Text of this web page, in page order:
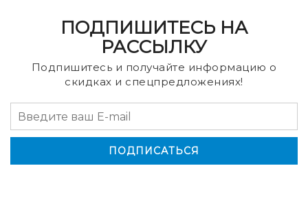
ПОДПИШИТЕСЬ НА
РАССЫЛКУ
Подпишитесь и получайте информацию о
скидках и спецпредложениях!